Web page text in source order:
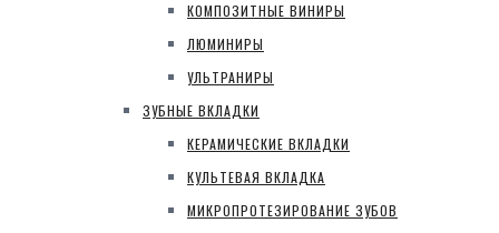
КОМПОЗИТНЫЕ ВИНИРЫ
ЛЮМИНИРЫ
УЛЬТРАНИРЫ
ЗУБНЫЕ ВКЛАДКИ
КЕРАМИЧЕСКИЕ ВКЛАДКИ
КУЛЬТЕВАЯ ВКЛАДКА
МИКРОПРОТЕЗИРОВАНИЕ ЗУБОВ